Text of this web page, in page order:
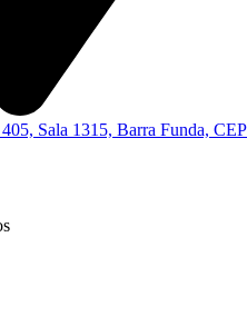
Sala 1315, Barra Funda, CEP